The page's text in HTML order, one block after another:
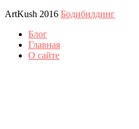
ArtKush 2016 Бодибилдинг
Блог
Главная
О сайте